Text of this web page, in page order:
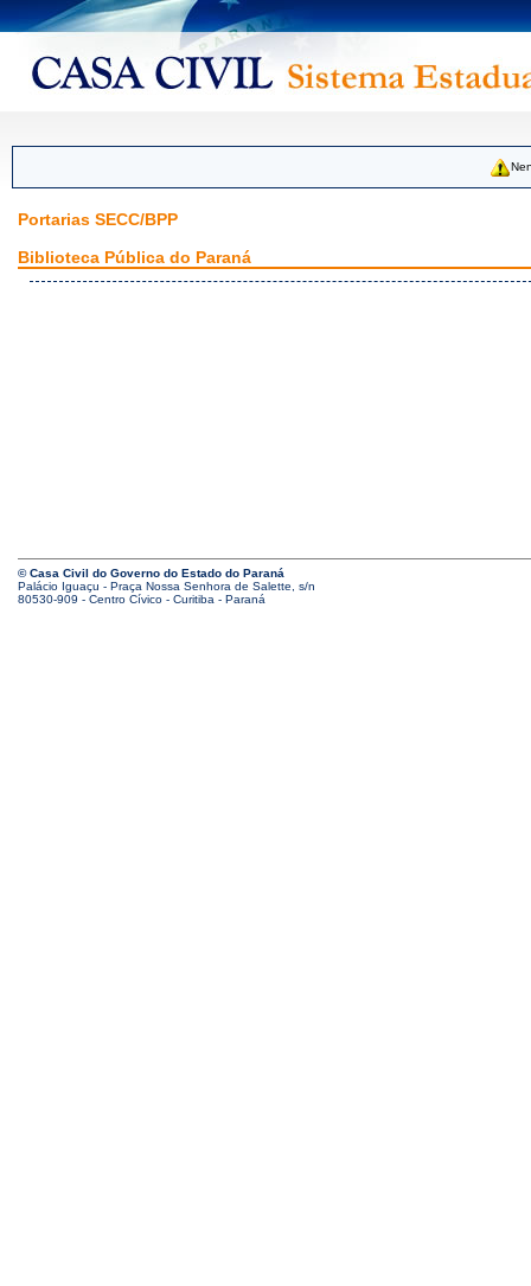
Portarias SECC/BPP
Biblioteca Pública do Paraná
© Casa Civil do Governo do Estado do Paraná
Palácio Iguaçu - Praça Nossa Senhora de Salette, s/n
80530-909 - Centro Cívico - Curitiba - Paraná